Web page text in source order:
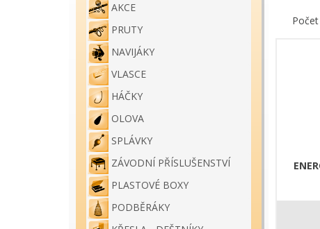
AKCE
PRUTY
NAVIJÁKY
VLASCE
HÁČKY
OLOVA
SPLÁVKY
ZÁVODNÍ PŘÍSLUŠENSTVÍ
PLASTOVÉ BOXY
PODBĚRÁKY